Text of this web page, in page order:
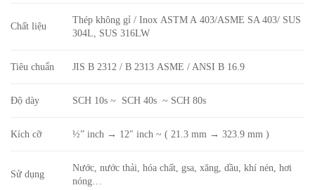
Chất liệu
Thép không gỉ / Inox ASTM A 403/ASME SA 403/ SUS
304L, SUS 316LW
Tiêu chuẩn JIS B 2312 / B 2313 ASME / ANSI B 16.9
Độ dày SCH 10s ~ SCH 40s ~ SCH 80s
Kích cỡ ½” inch → 12″ inch ~ ( 21.3 mm → 323.9 mm )
Sử dụng
Nước, nước thải, hóa chất, gsa, xăng, dầu, khí nén, hơi
nóng…